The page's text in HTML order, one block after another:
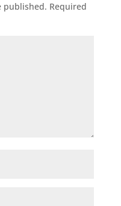
published. Required